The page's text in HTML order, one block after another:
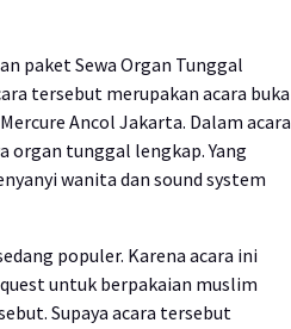
paket Sewa Organ Tunggal
tersebut merupakan acara buka
Ancol Jakarta. Dalam acara
tunggal lengkap. Yang
wanita dan sound system
populer. Karena acara ini
untuk berpakaian muslim
Supaya acara tersebut